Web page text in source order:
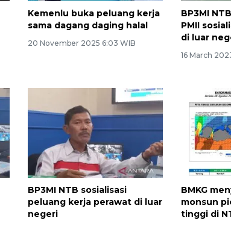
Kemenlu buka peluang kerja
sama dagang daging halal
20 November 2025 6:03 WIB
BP3MI
PMII
di luar
16 March
BP3MI NTB sosialisasi
peluang kerja perawat di luar
negeri
BMKG
monsun
tinggi di
Sidang
10 March 2026 12:55 WIB